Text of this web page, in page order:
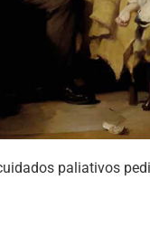
paliativos